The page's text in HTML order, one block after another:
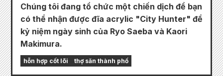
Chúng tôi đang tổ chức một chiến dịch để bạn
có thể nhận được đĩa acrylic "City Hunter" để
kỷ niệm ngày sinh của Ryo Saeba và Kaori
Makimura.
hỗn hợp cốt lõi thợ săn thành phố